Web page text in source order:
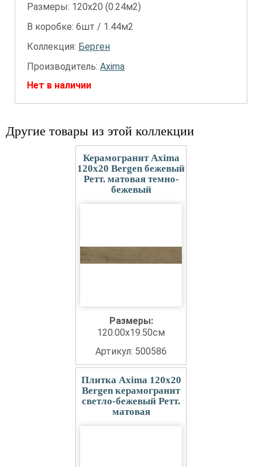
Размеры: 120х20 (0.24м2)
В коробке: 6шт / 1.44м2
Коллекция: Берген
Производитель: Axima
Нет в наличии
Другие товары из этой коллекции
Керамогранит Axima
120x20 Bergen бежевый
Ретт. матовая темно-
бежевый
Размеры:
120.00x19.50см
Артикул: 500586
Плитка Axima 120x20
Bergen керамогранит
светло-бежевый Ретт.
матовая